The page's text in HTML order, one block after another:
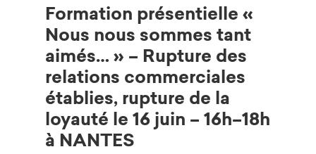
Formation présentielle «
Nous nous sommes tant
aimés… » – Rupture des
relations commerciales
établies, rupture de la
loyauté le 16 juin – 16h–18h
à NANTES